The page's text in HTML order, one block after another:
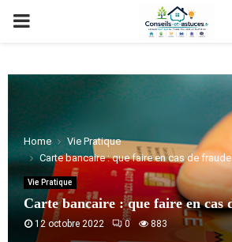
PRIMARY
Home
Vie Pratique
Carte bancaire : que faire en cas de fraude
Vie Pratique
Carte bancaire : que faire en cas
12 octobre 2022 0 883